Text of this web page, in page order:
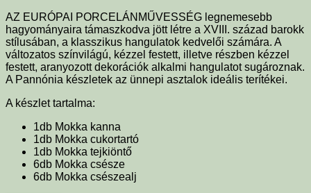
AZ EURÓPAI PORCELÁNMŰVESSÉG legnemesebb
hagyományaira támaszkodva jött létre a XVIII. század barokk
stílusában, a klasszikus hangulatok kedvelői számára. A
változatos színvilágú, kézzel festett, illetve részben kézzel
festett, aranyozott dekorációk alkalmi hangulatot sugároznak.
A Pannónia készletek az ünnepi asztalok ideális terítékei.
A készlet tartalma:
1db Mokka kanna
1db Mokka cukortartó
1db Mokka tejkiöntő
6db Mokka csésze
6db Mokka csészealj